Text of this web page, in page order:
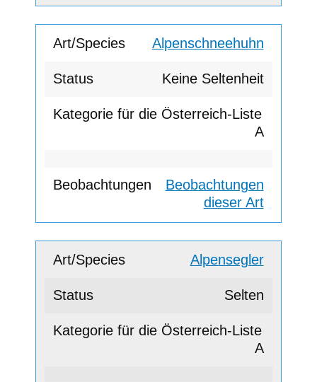
Alpenschneehuhn
Keine Seltenheit
A
Beobachtungen
dieser Art
Alpensegler
Selten
A